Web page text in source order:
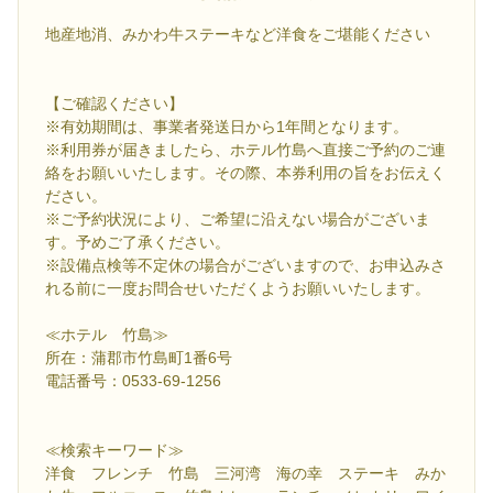
地産地消、みかわ牛ステーキなど洋食をご堪能ください
【ご確認ください】
※有効期間は、事業者発送日から1年間となります。
※利用券が届きましたら、ホテル竹島へ直接ご予約のご連
絡をお願いいたします。その際、本券利用の旨をお伝えく
ださい。
※ご予約状況により、ご希望に沿えない場合がございま
す。予めご了承ください。
※設備点検等不定休の場合がございますので、お申込みさ
れる前に一度お問合せいただくようお願いいたします。
≪ホテル 竹島≫
所在：蒲郡市竹島町1番6号
電話番号：0533-69-1256
≪検索キーワード≫
洋食 フレンチ 竹島 三河湾 海の幸 ステーキ みか